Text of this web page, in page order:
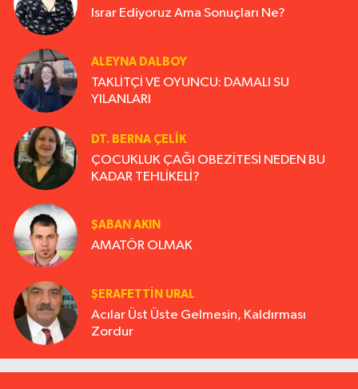
Israr Ediyoruz Ama Sonuçları Ne?
ALEYNA DALBOY
TAKLİTÇİ VE OYUNCU: DAMALI SU
YILANLARI
DT. BERNA ÇELIK
ÇOCUKLUK ÇAĞI OBEZİTESİ NEDEN BU
KADAR TEHLİKELİ?
ŞABAN AKIN
AMATÖR OLMAK
ŞERAFETTIN URAL
Acılar Üst Üste Gelmesin, Kaldırması
Zordur